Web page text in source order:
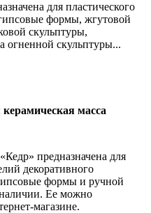
для пластического
формы, жгутовой
скульптуры,
огненной скульптуры...
масса
предназначена для
декоративного
формы и ручной
Ее можно
магазине.